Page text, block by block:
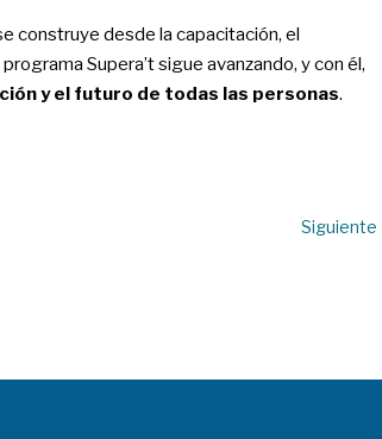
construye desde la capacitación, el
Supera’t sigue avanzando, y con él,
y el futuro de todas las personas.
Siguiente